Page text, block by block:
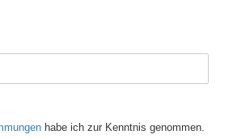
habe ich zur Kenntnis genommen.